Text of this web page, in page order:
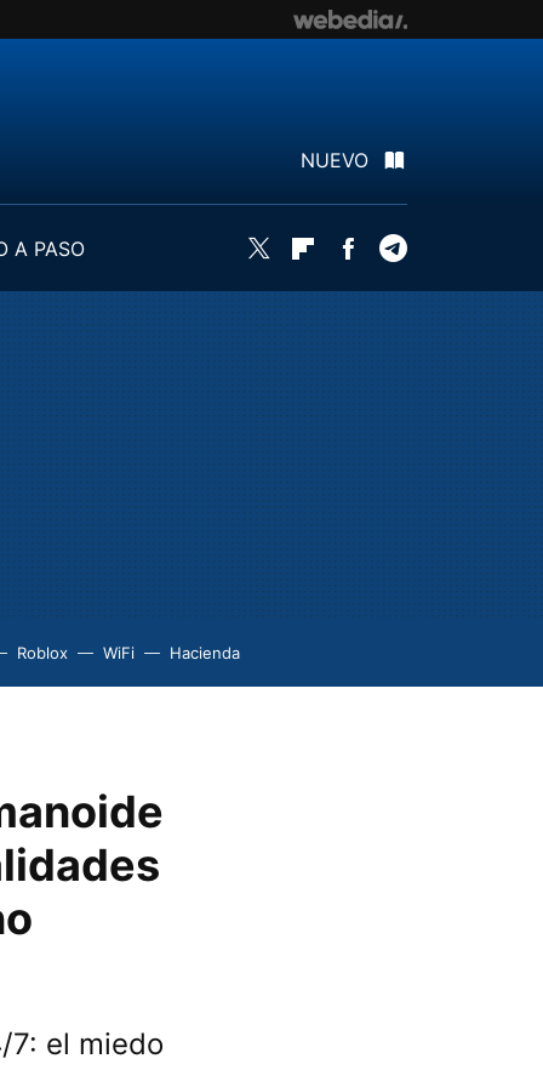
NUEVO
A PASO Twitter FlipboardFacebook
Roblox WiFi Hacienda
el miedo